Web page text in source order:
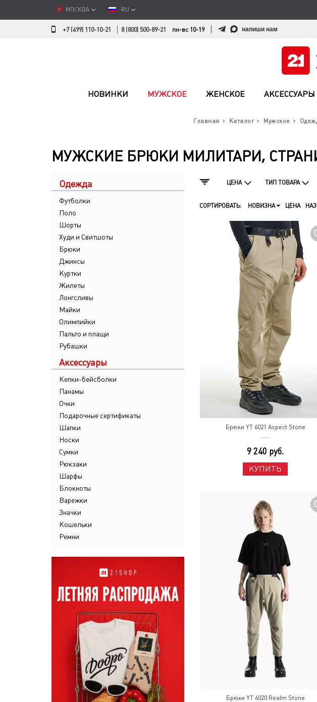
МОСКВА RU
+7 (499) 110-10-21 8 (800) 500-89-21 пн-вс 10-19 напиши нам
НОВИНКИ МУЖСКОЕ ЖЕНСКОЕ АКСЕССУАРЫ
Главная Каталог Мужское
МУЖСКИЕ БРЮКИ МИЛИТАРИ,
Одежда
Футболки
Поло
Шорты
Худи и Свитшоты
Брюки
Джинсы
Куртки
Жилеты
Лонгсливы
Майки
Олимпийки
Пальто и плащи
Рубашки
Аксессуары
Кепки-бейсболки
Панамы
Очки
Подарочные сертификаты
Шапки
Носки
Сумки
Рюкзаки
Шарфы
Блокноты
Варежки
Значки
Кошельки
Ремни
ЦЕНА ТИП ТОВАРА
СОРТИРОВАТЬ: НОВИЗНА ЦЕНА
Брюки YT 6021 Aspect Stone
9 240 руб.
КУПИТЬ
Брюки YT 6020 Realm Stone